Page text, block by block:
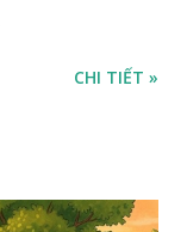
CHI TIẾT »